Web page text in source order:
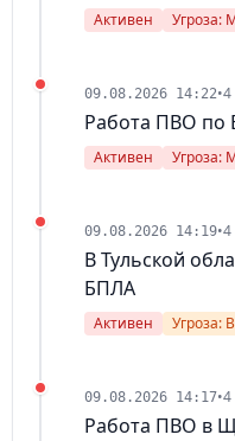
Активен Угроза:
09.08.2026 14:22•4
Работа ПВО по
Активен Угроза:
09.08.2026 14:19•4
В Тульской
БПЛА
Активен Угроза:
09.08.2026 14:17•4
Работа ПВО в